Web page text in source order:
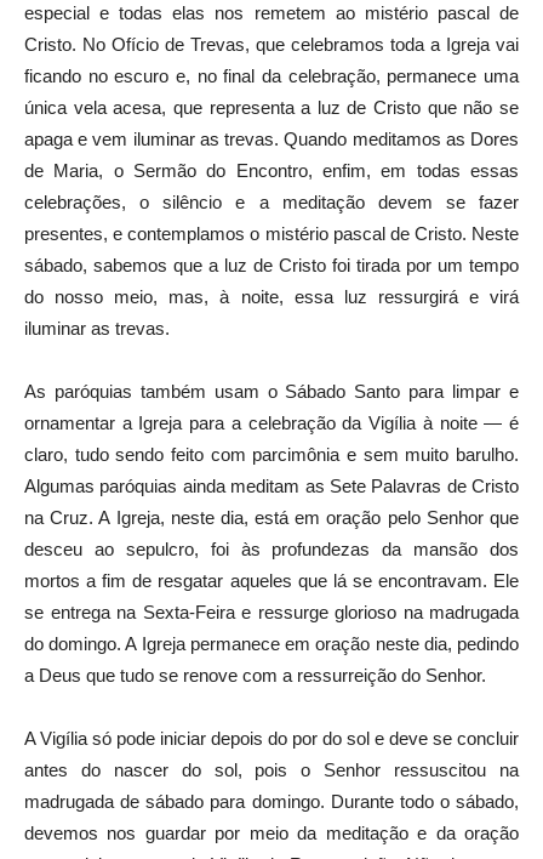
especial e todas elas nos remetem ao mistério pascal de
Cristo. No Ofício de Trevas, que celebramos toda a Igreja vai
ficando no escuro e, no final da celebração, permanece uma
única vela acesa, que representa a luz de Cristo que não se
apaga e vem iluminar as trevas. Quando meditamos as Dores
de Maria, o Sermão do Encontro, enfim, em todas essas
celebrações, o silêncio e a meditação devem se fazer
presentes, e contemplamos o mistério pascal de Cristo. Neste
sábado, sabemos que a luz de Cristo foi tirada por um tempo
do nosso meio, mas, à noite, essa luz ressurgirá e virá
iluminar as trevas.
As paróquias também usam o Sábado Santo para limpar e
ornamentar a Igreja para a celebração da Vigília à noite — é
claro, tudo sendo feito com parcimônia e sem muito barulho.
Algumas paróquias ainda meditam as Sete Palavras de Cristo
na Cruz. A Igreja, neste dia, está em oração pelo Senhor que
desceu ao sepulcro, foi às profundezas da mansão dos
mortos a fim de resgatar aqueles que lá se encontravam. Ele
se entrega na Sexta-Feira e ressurge glorioso na madrugada
do domingo. A Igreja permanece em oração neste dia, pedindo
a Deus que tudo se renove com a ressurreição do Senhor.
A Vigília só pode iniciar depois do por do sol e deve se concluir
antes do nascer do sol, pois o Senhor ressuscitou na
madrugada de sábado para domingo. Durante todo o sábado,
devemos nos guardar por meio da meditação e da oração